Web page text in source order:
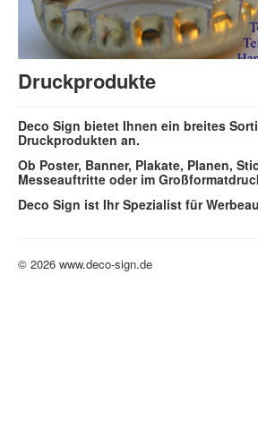
Spannrahmensysteme
Textil
Grafik
Kontakt
Impressum / Datenschutz
Druckprodukte
Deco Sign bietet Ihnen ein breites
Druckprodukten an.
Ob Poster, Banner, Plakate, Planen,
Messeauftritte oder im
Deco Sign ist Ihr Spezialist für
© 2026 www.deco-sign.de